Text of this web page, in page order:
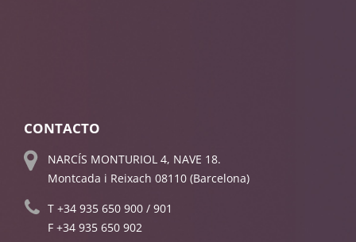
CONTACTO
NARCÍS MONTURIOL 4, NAVE 18.
Montcada i Reixach 08110 (Barcelona)
T +34 935 650 900 / 901
F +34 935 650 902